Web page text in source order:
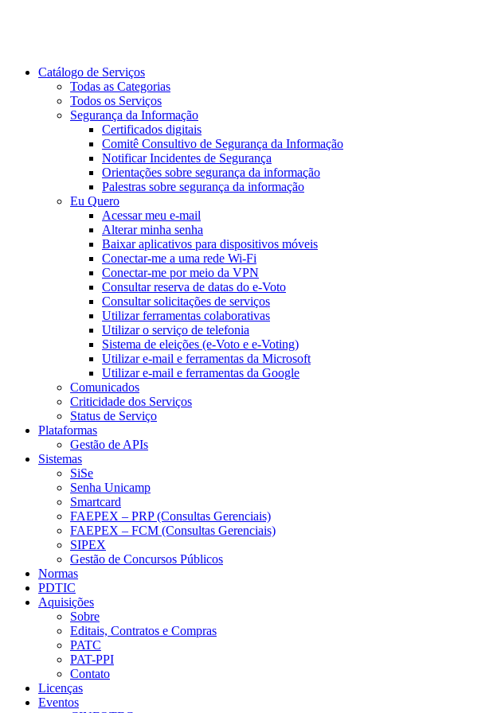
Catálogo de Serviços
Todas as Categorias
Todos os Serviços
Segurança da Informação
Certificados digitais
Comitê Consultivo de Segurança da Informação
Notificar Incidentes de Segurança
Orientações sobre segurança da informação
Palestras sobre segurança da informação
Eu Quero
Acessar meu e-mail
Alterar minha senha
Baixar aplicativos para dispositivos móveis
Conectar-me a uma rede Wi-Fi
Conectar-me por meio da VPN
Consultar reserva de datas do e-Voto
Consultar solicitações de serviços
Utilizar ferramentas colaborativas
Utilizar o serviço de telefonia
Sistema de eleições (e-Voto e e-Voting)
Utilizar e-mail e ferramentas da Microsoft
Utilizar e-mail e ferramentas da Google
Comunicados
Criticidade dos Serviços
Status de Serviço
Plataformas
Gestão de APIs
Sistemas
SiSe
Senha Unicamp
Smartcard
FAEPEX – PRP (Consultas Gerenciais)
FAEPEX – FCM (Consultas Gerenciais)
SIPEX
Gestão de Concursos Públicos
Normas
PDTIC
Aquisições
Sobre
Editais, Contratos e Compras
PATC
PAT-PPI
Contato
Licenças
Eventos